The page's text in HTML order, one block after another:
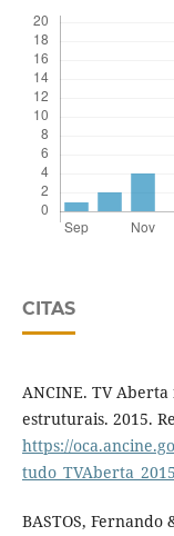
CITAS
ANCINE. TV Aberta
estruturais. 2015.
https://
BASTOS, Fernando